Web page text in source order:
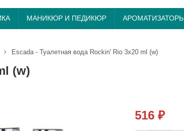
МАНИКЮР И ПЕДИКЮР
Escada - Туалетная вода Rockin' Rio 3х20 ml (w)
(w)
516 ₽